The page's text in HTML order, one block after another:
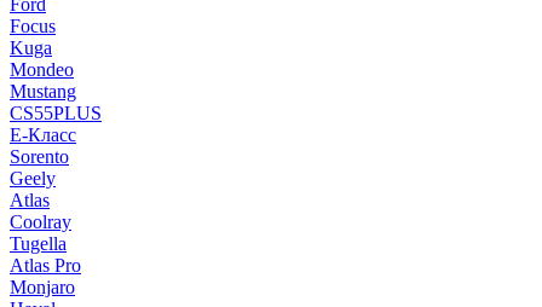
Ford
Focus
Kuga
Mondeo
Mustang
CS55PLUS
E-Класс
Sorento
Geely
Atlas
Coolray
Tugella
Atlas Pro
Monjaro